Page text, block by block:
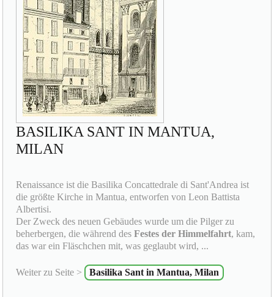
BASILIKA SANT IN MANTUA,
MILAN
Renaissance ist die Basilika Concattedrale di Sant'Andrea ist
die größte Kirche in Mantua, entworfen von Leon Battista
Albertisi.
Der Zweck des neuen Gebäudes wurde um die Pilger zu
beherbergen, die während desFestes der Himmelfahrt, kam,
das war ein Fläschchen mit, was geglaubt wird, ...
Weiter zu Seite > Basilika Sant in Mantua, Milan